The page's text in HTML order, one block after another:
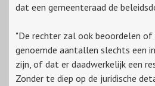
dat een gemeenteraad de
"De rechter zal ook beoordelen of
genoemde aantallen slechts een
zijn, of dat er daadwerkelijk een
Zonder te diep op de juridische